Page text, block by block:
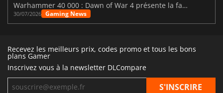
Warhammer 40 000 : Dawn of War 4 présente la faction des Nécrons
30/07/2026 Gaming News
Recevez les meilleurs prix, codes promo et tous les bons
plans Gamer
Inscrivez vous à la newsletter DLCompare